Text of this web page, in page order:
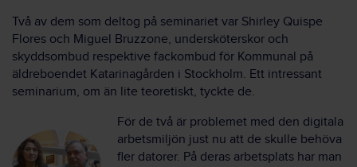
Två av dem som deltog på seminariet var Shirley Quispe
Flores och Miguel Bruzzone, undersköterskor och
skyddsombud respektive fackombud för Kommunal på
äldreboendet Katarinagården i Stockholm. Ett intressant
seminarium, om än lite teoretiskt, tyckte de.
För de två är problemet med den digitala
arbetsmiljön just nu att de skulle behöva
fler datorer. På deras arbetsplats har man